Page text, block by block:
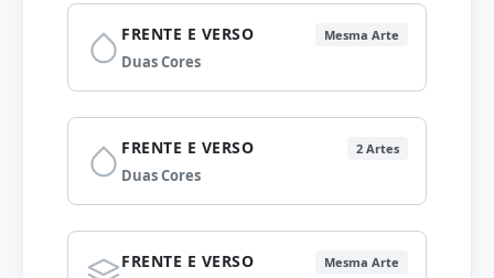
FRENTE E VERSO Mesma Arte
Duas Cores
FRENTE E VERSO 2 Artes
Duas Cores
FRENTE E VERSO Mesma Arte